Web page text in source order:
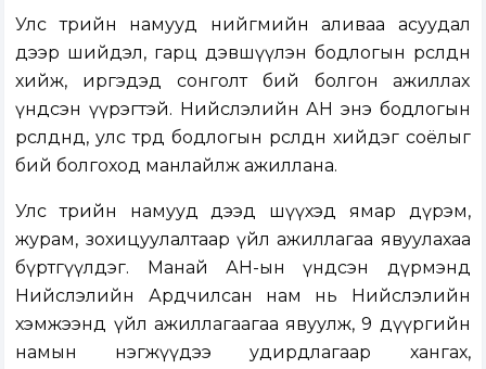
Улс төрийн намууд нийгмийн аливаа асуудал
дээр шийдэл, гарц дэвшүүлэн бодлогын өрсөлдөөн
хийж, иргэдэд сонголт бий болгон ажиллах
үндсэн үүрэгтэй. Нийслэлийн АН энэ бодлогын
өрсөлдөөнд, улс төрд бодлогын өрсөлдөөн хийдэг соёлыг
бий болгоход манлайлж ажиллана.
Улс төрийн намууд дээд шүүхэд ямар дүрэм,
журам, зохицуулалтаар үйл ажиллагаа явуулахаа
бүртгүүлдэг. Манай АН-ын үндсэн дүрмэнд
Нийслэлийн Ардчилсан нам нь Нийслэлийн
хэмжээнд үйл ажиллагаагаа явуулж, 9 дүүргийн
намын нэгжүүдээ удирдлагаар хангах,